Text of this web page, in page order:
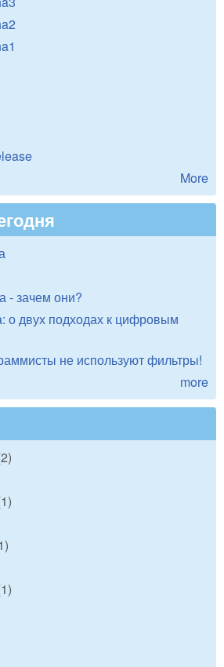
More
- зачем они?
о двух подходах к цифровым
не используют фильтры!
more